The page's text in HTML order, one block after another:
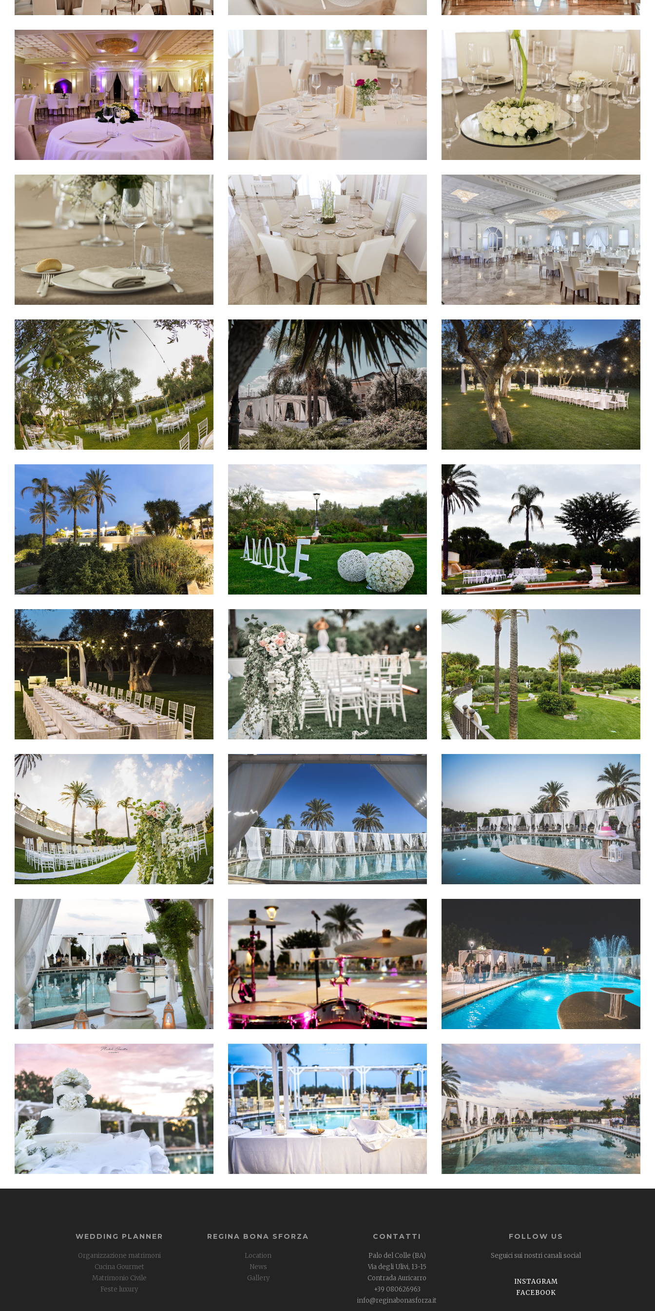
WEDDING PLANNER
Organizzazione matrimoni
Cucina Gourmet
Matrimonio Civile
Feste luxury
REGINA BONA SFORZA
Location
News
Gallery
CONTATTI
Palo del Colle (BA)
Via degli Ulivi, 13-15
Contrada Auricarro
+39 080626963
info@reginabonasforza.it
FOLLOW US
Seguici sui nostri canali social
INSTAGRAM
FACEBOOK